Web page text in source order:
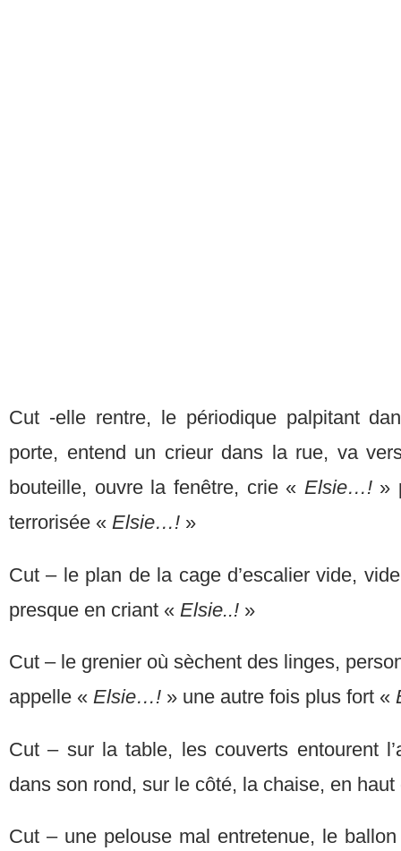
Cut -elle rentre, le périodique palpitant
porte, entend un crieur dans la rue, va
bouteille, ouvre la fenêtre, crie « Elsie…!»
terrorisée « Elsie…! »
Cut – le plan de la cage d’escalier vide,
presque en criant « Elsie..! »
Cut – le grenier où sèchent des linges,
appelle « Elsie…! » une autre fois plus fort «
Cut – sur la table, les couverts entourent
dans son rond, sur le côté, la chaise, en
Cut – une pelouse mal entretenue, le